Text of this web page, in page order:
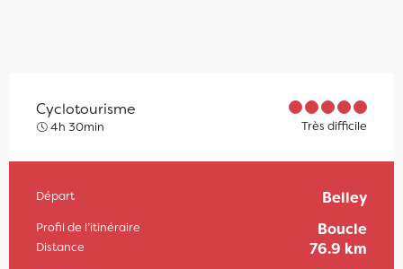
Cyclotourisme
4h 30min Très difficile
Informations pratiques
Départ Belley
Profil de l’itinéraire Boucle
Distance 76.9 km